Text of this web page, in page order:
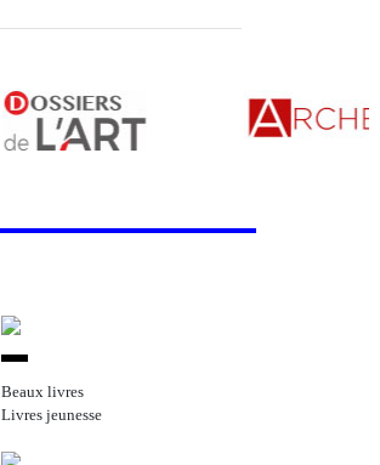
Beaux livres
Livres jeunesse